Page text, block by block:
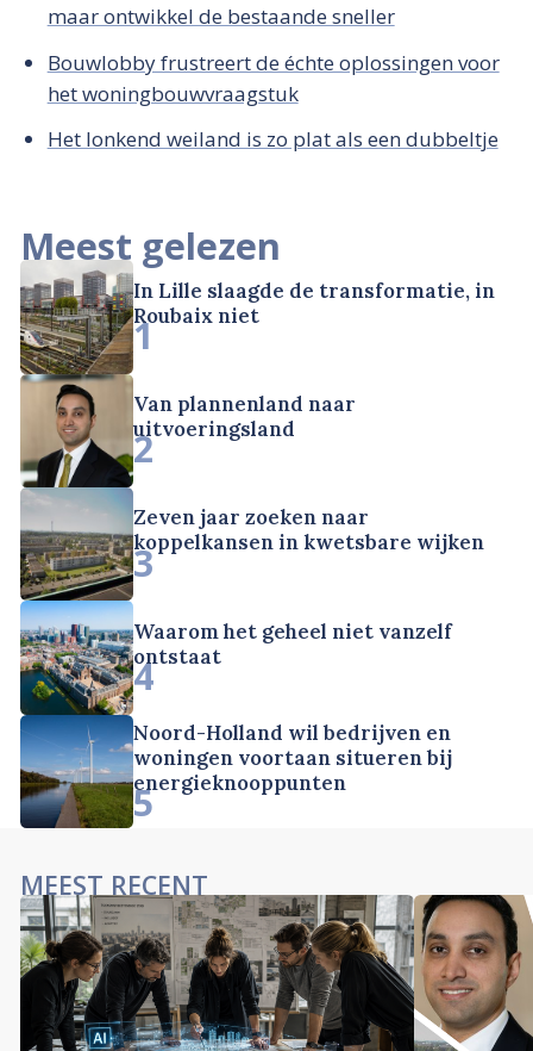
maar ontwikkel de bestaande sneller
Bouwlobby frustreert de échte oplossingen voor
het woningbouwvraagstuk
Het lonkend weiland is zo plat als een dubbeltje
Meest gelezen
In Lille slaagde de transformatie, in
Roubaix niet
1
Van plannenland naar
uitvoeringsland
2
Zeven jaar zoeken naar
koppelkansen in kwetsbare wijken
3
Waarom het geheel niet vanzelf
ontstaat
4
Noord-Holland wil bedrijven en
woningen voortaan situeren bij
energieknooppunten
5
MEEST RECENT